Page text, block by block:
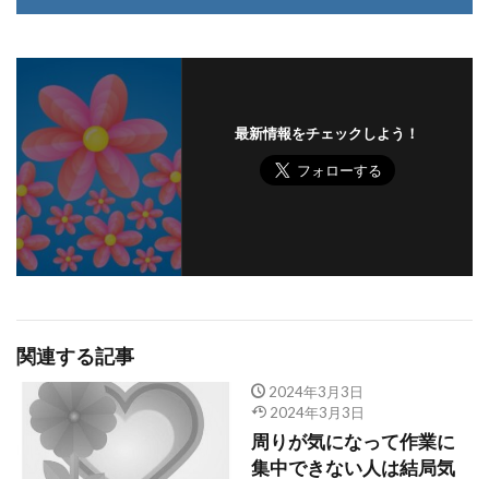
最新情報をチェックしよう！
関連する記事
2024年3月3日
2024年3月3日
周りが気になって作業に
集中できない人は結局気